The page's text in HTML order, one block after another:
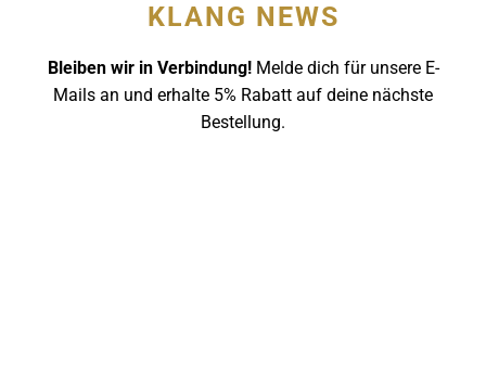
KLANG NEWS
Bleiben wir in Verbindung! Melde dich für unsere E-
Mails an und erhalte 5% Rabatt auf deine nächste
Bestellung.